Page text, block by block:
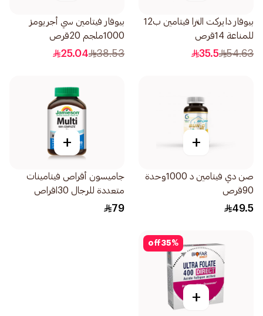
بيوفار دايركت الترا فيتامين ب12
للمناعة 14قرص
54.63
35.5
بيوفار فيتامين سي أجريومز
1000ملجم 20قرص
38.53
25.04
+
صن دي فيتامين د 1000وحدة
90قرص
49.5
+
جاميسون أقراص فيتامينات
متعددة للرجال 30اقراص
79
35%
off
+